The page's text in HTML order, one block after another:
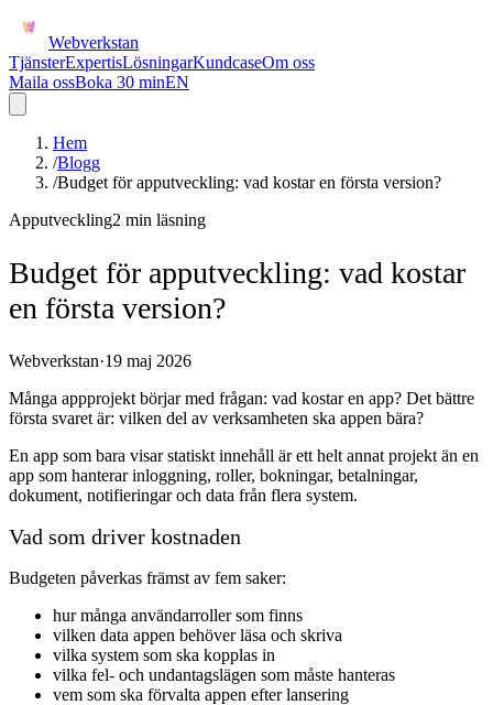
Webverkstan
TjänsterExpertisLösningarKundcaseOm oss
Maila ossBoka 30 minEN
Hem
/Blogg
/Budget för apputveckling: vad kostar en första version?
Apputveckling2 min läsning
Budget för apputveckling: vad kostar
en första version?
Webverkstan·19 maj 2026
Många appprojekt börjar med frågan: vad kostar en app? Det bättre
första svaret är: vilken del av verksamheten ska appen bära?
En app som bara visar statiskt innehåll är ett helt annat projekt än en
app som hanterar inloggning, roller, bokningar, betalningar,
dokument, notifieringar och data från flera system.
Vad som driver kostnaden
Budgeten påverkas främst av fem saker:
hur många användarroller som finns
vilken data appen behöver läsa och skriva
vilka system som ska kopplas in
vilka fel- och undantagslägen som måste hanteras
vem som ska förvalta appen efter lansering